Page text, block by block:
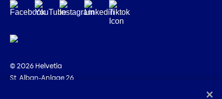
© 2026 Helvetia
St. Alban-Anlage 26